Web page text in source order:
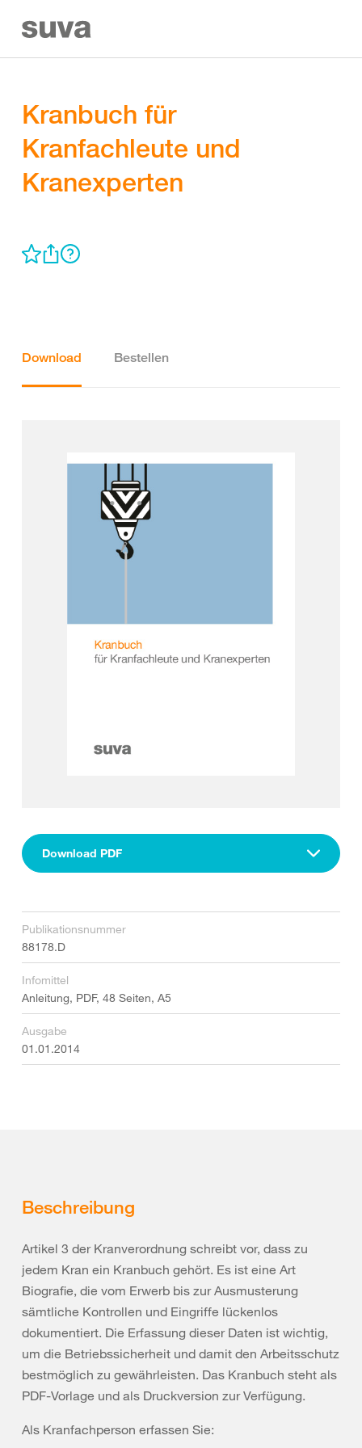
Kranbuch für
Kranfachleute und
Kranexperten
Download Bestellen
Download PDF
Publikationsnummer
88178.D
Infomittel
Anleitung, PDF, 48 Seiten, A5
Ausgabe
01.01.2014
Beschreibung
Artikel 3 der Kranverordnung schreibt vor, dass zu
jedem Kran ein Kranbuch gehört. Es ist eine Art
Biografie, die vom Erwerb bis zur Ausmusterung
sämtliche Kontrollen und Eingriffe lückenlos
dokumentiert. Die Erfassung dieser Daten ist wichtig,
um die Betriebssicherheit und damit den Arbeitsschutz
bestmöglich zu gewährleisten. Das Kranbuch steht als
PDF-Vorlage und als Druckversion zur Verfügung.
Als Kranfachperson erfassen Sie: